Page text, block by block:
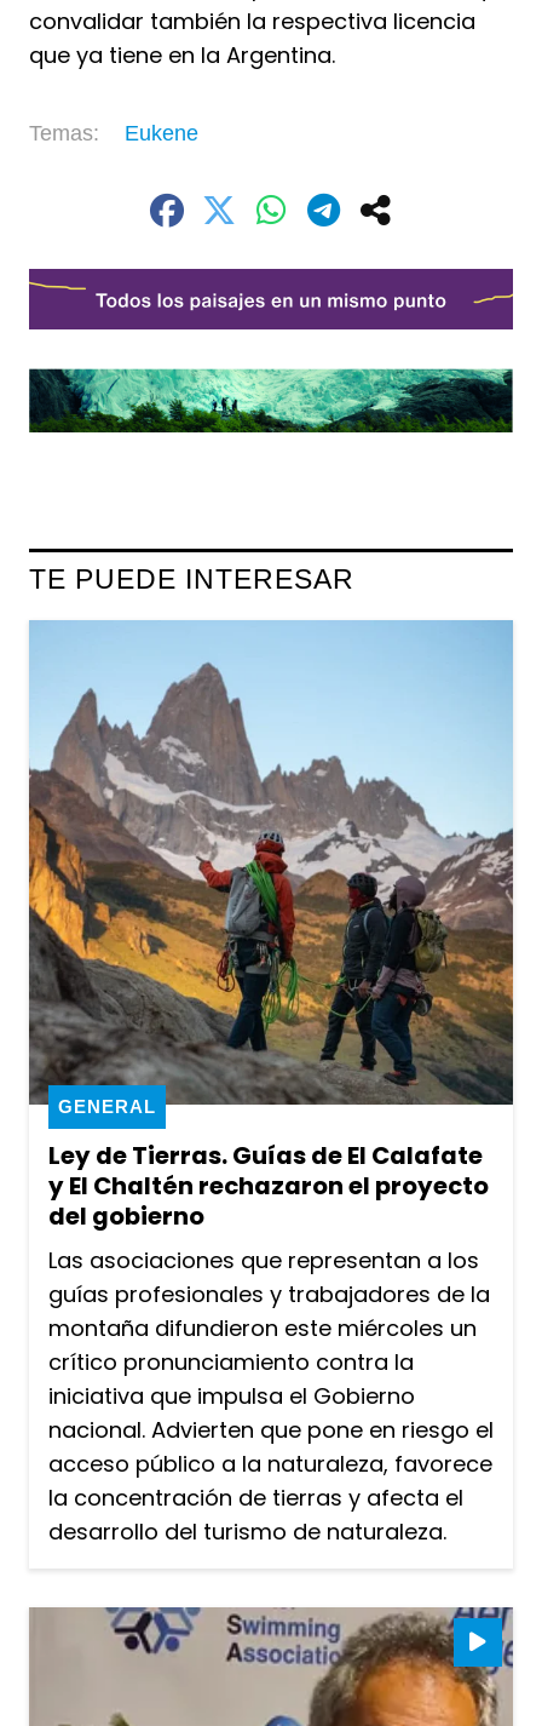
convalidar también la respectiva licencia
que ya tiene en la Argentina.
Eukene
TE PUEDE INTERESAR
Ley de Tierras. Guías de El Calafate
y El Chaltén rechazaron el proyecto
del gobierno
GENERAL
Las asociaciones que representan a los
guías profesionales y trabajadores de la
montaña difundieron este miércoles un
crítico pronunciamiento contra la
iniciativa que impulsa el Gobierno
nacional. Advierten que pone en riesgo el
acceso público a la naturaleza, favorece
la concentración de tierras y afecta el
desarrollo del turismo de naturaleza.